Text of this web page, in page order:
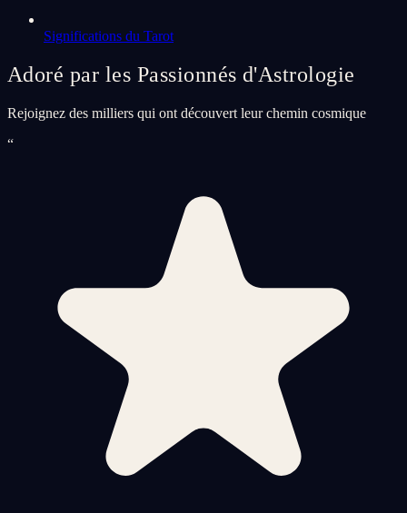
Significations du Tarot
Adoré par les Passionnés d'Astrologie
Rejoignez des milliers qui ont découvert leur chemin cosmique
“